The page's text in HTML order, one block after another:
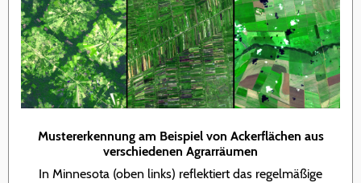
Mustererkennung am Beispiel von Ackerflächen aus
verschiedenen Agrarräumen
In Minnesota (oben links) reflektiert das regelmäßige